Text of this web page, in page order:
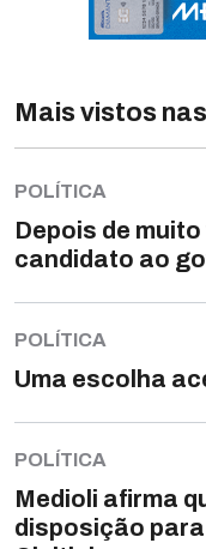
Mais vistos
POLÍTICA
Depois de
candidato ao
POLÍTICA
Uma escolha
POLÍTICA
Medioli afirma
disposição